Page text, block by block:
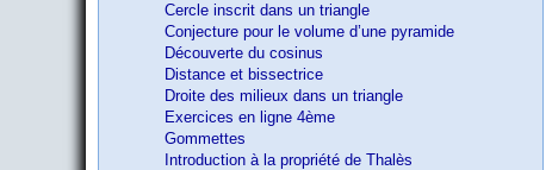
Cercle inscrit dans un triangle
Conjecture pour le volume d’une pyramide
Découverte du cosinus
Distance et bissectrice
Droite des milieux dans un triangle
Exercices en ligne 4ème
Gommettes
Introduction à la propriété de Thalès